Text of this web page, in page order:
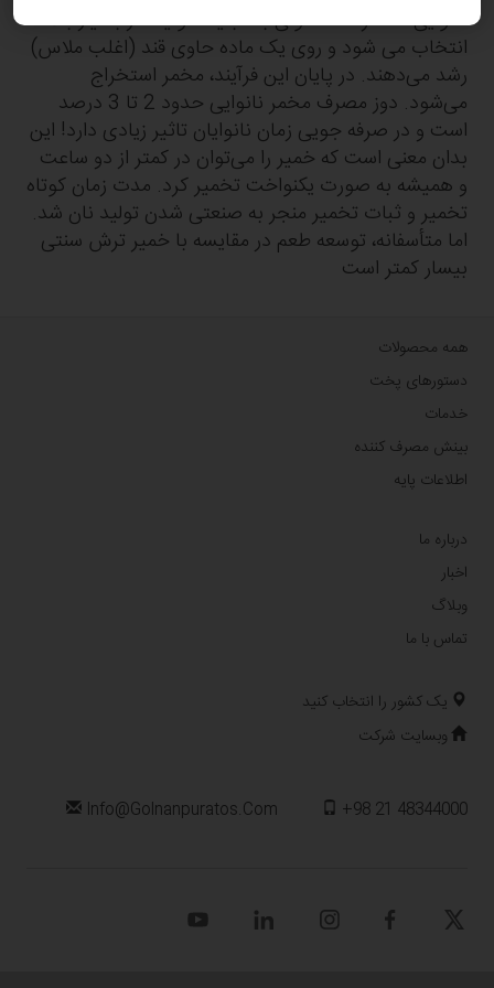
نانوایی؛ مخمر تک سلولی با قابلیت تولید گاز بسیار بالا
انتخاب می شود و روی یک ماده حاوی قند (اغلب ملاس)
رشد می‌دهند. در پایان این فرآیند، مخمر استخراج
می‌شود. دوز مصرف مخمر نانوایی حدود 2 تا 3 درصد
است و در صرفه جویی زمان نانوایان تاثیر زیادی دارد! این
بدان معنی است که خمیر را می‌توان در کمتر از دو ساعت
و همیشه به صورت یکنواخت تخمیر کرد. مدت زمان کوتاه
تخمیر و ثبات تخمیر منجر به صنعتی شدن تولید نان شد.
اما متأسفانه، توسعه طعم در مقایسه با خمیر ترش سنتی
بیسار کمتر است
همه محصولات
دستورهای پخت
خدمات
بینش مصرف کننده
اطلاعات پایه
درباره ما
اخبار
وبلاگ
تماس با ما
یک کشور را انتخاب کنید
وبسایت شرکت
+98 21 48344000
Info@golnanpuratos.com